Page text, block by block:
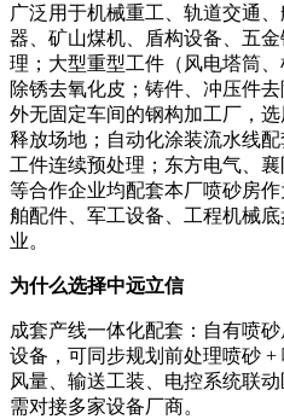
广泛用于机械重工、轨道交通
器、矿山煤机、盾构设备、五
理；大型重型工件（风电塔筒
除锈去氧化皮；铸件、冲压件
外无固定车间的钢构加工厂，
释放场地；自动化涂装流水线
工件连续预处理；东方电气、
等合作企业均配套本厂喷砂房
舶配件、军工设备、工程机械
业。
为什么选择中远立信
成套产线一体化配套：自有喷
设备，可同步规划前处理喷砂 +
风量、输送工装、电控系统联
需对接多家设备厂商。